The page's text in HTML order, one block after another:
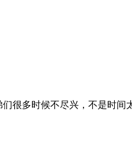
很多时候不尽兴，不是时间